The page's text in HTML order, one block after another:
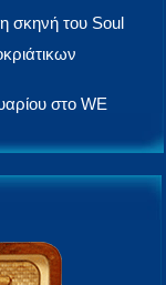
σκηνή του Soul
στο WE